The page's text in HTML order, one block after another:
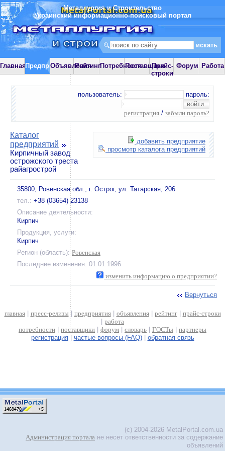
Металлургия и Строительство
Украинский информационно-поисковый портал
ГлавнаяПредприятияОбъявления
РейтингПотребностиПоставщики
Прайс-
строки
Форум Работа
пользователь: пароль:
регистрация / забыли пароль?
добавить предприятие
просмотр каталога предприятий
Каталог
предприятий
Кирпичный завод
острожского треста
райагрострой
35800, Ровенская обл., г. Острог, ул. Татарская, 206
тел.: +38 (03654) 23138
Описание деятельности:
Кирпич
Продукция, услуги:
Кирпич
Регион (область): Ровенская
Последние изменения: 01.01.1996
изменить информацию о предприятии?
Вернуться
главная| пресс-релизы | предприятия| объявления| рейтинг| прайс-строки
работа
потребности
поставщики форум словарь ГОСТы
партнеры
регистрация| частые вопросы (FAQ)| обратная связь
(c) 2004-2026 MetalPortal.com.ua
Администрация портала не несет ответственности за содержание
объявлений